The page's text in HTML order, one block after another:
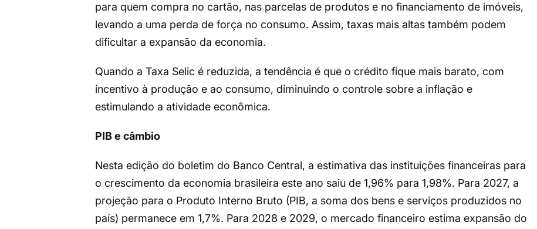
para quem compra no cartão, nas parcelas de produtos e no financiamento de imóveis,
levando a uma perda de força no consumo. Assim, taxas mais altas também podem
dificultar a expansão da economia.
Quando a Taxa Selic é reduzida, a tendência é que o crédito fique mais barato, com
incentivo à produção e ao consumo, diminuindo o controle sobre a inflação e
estimulando a atividade econômica.
PIB e câmbio
Nesta edição do boletim do Banco Central, a estimativa das instituições financeiras para
o crescimento da economia brasileira este ano saiu de 1,96% para 1,98%. Para 2027, a
projeção para o Produto Interno Bruto (PIB, a soma dos bens e serviços produzidos no
país) permanece em 1,7%. Para 2028 e 2029, o mercado financeiro estima expansão do